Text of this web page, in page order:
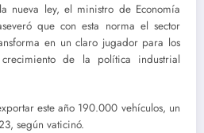
nueva ley, el ministro de Economía
que con esta norma el sector
en un claro jugador para los
de la política industrial
este año 190.000 vehículos, un
según vaticinó.